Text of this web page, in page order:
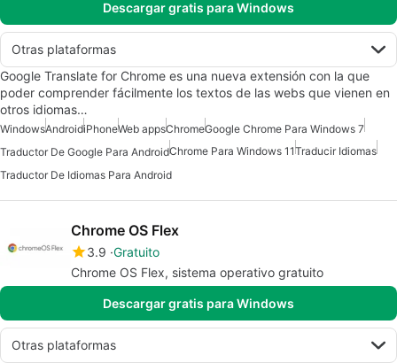
Descargar gratis para Windows
Otras plataformas
Google Translate for Chrome es una nueva extensión con la que
poder comprender fácilmente los textos de las webs que vienen en
otros idiomas…
WindowsAndroidiPhoneWeb appsChromeGoogle Chrome Para Windows 7
Traductor De Google Para AndroidChrome Para Windows 11Traducir Idiomas
Traductor De Idiomas Para Android
Chrome OS Flex
3.9 Gratuito
Chrome OS Flex, sistema operativo gratuito
Descargar gratis para Windows
Otras plataformas